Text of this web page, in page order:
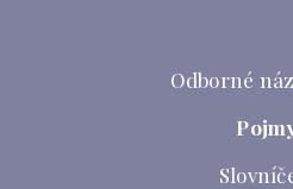
Odborné